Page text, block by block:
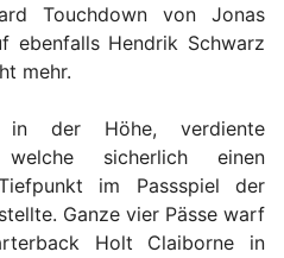
Touchdown von Jonas
ebenfalls Hendrik Schwarz
mehr.
in der Höhe, verdiente
welche sicherlich einen
im Passspiel der
Ganze vier Pässe warf
Holt Claiborne in